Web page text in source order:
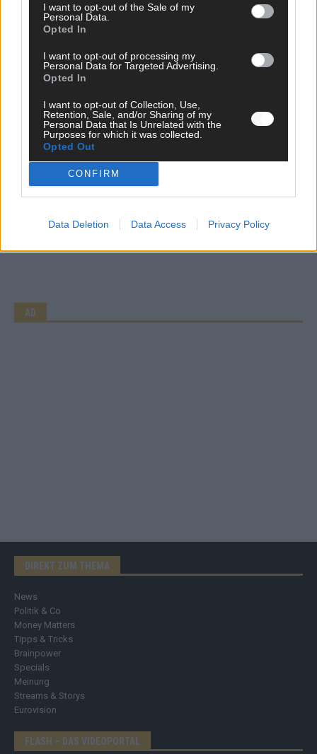
I want to opt-out of the Sale of my
Personal Data.
Opted In
I want to opt-out of processing my
Personal Data for Targeted Advertising.
Opted In
I want to opt-out of Collection, Use,
Retention, Sale, and/or Sharing of my
Personal Data that Is Unrelated with the
Purposes for which it was collected.
Opted Out
CONFIRM
Data Deletion Data Access Privacy Policy
Eurovision Song Contest 2026: Das erste Halbfinale – der
Abend in Bildern
Mai 2026
WERBE BEI UNS!
CHECK UNS AUF FACEBOOK
AD
DIREKT ZUM THEMA
News
Politik & Co
Money Matters
Tipps & Tricks
Brainpower
Specials
Meinung
Streams & Storys
Eurovision
FLASH – DAS VIDEOPORTAL